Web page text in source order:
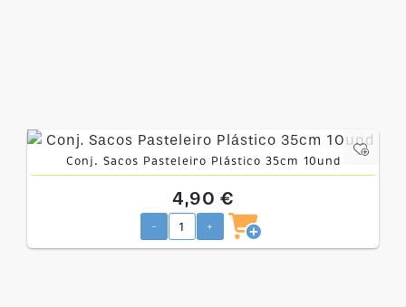
Conj. Sacos Pasteleiro Plástico 35cm 10und
4,90 €
- +